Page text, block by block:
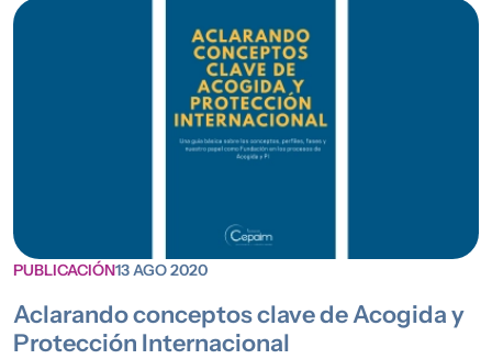
PUBLICACIÓN13 AGO 2020
Aclarando conceptos clave de Acogida y
Protección Internacional